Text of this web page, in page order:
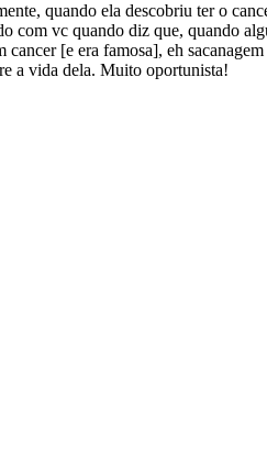
quando ela descobriu ter o
vc quando diz que, quando
[e era famosa], eh
a vida dela. Muito oportunista!